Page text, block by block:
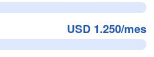
USD 1.250/mes